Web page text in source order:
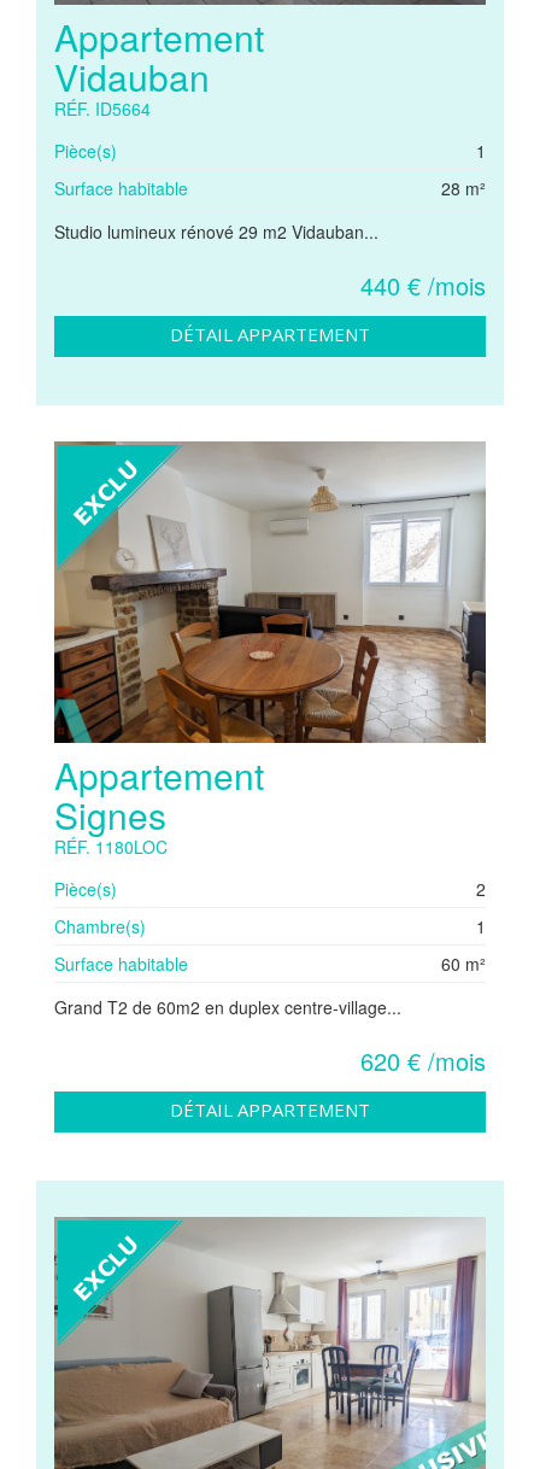
Appartement
Vidauban
RÉF. ID5664
Pièce(s)
1
Surface habitable
28 m²
Studio lumineux rénové 29 m2 Vidauban...
440 € /mois
DÉTAIL APPARTEMENT
Appartement
Signes
RÉF. 1180LOC
Pièce(s)
2
Chambre(s)
1
Surface habitable
60 m²
Grand T2 de 60m2 en duplex centre-village...
620 € /mois
DÉTAIL APPARTEMENT